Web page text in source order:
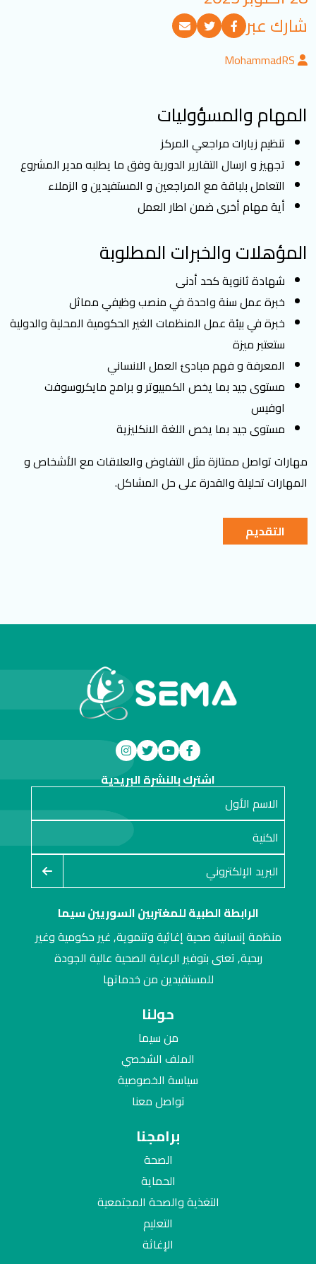
تسجيل الدخول
العربية
تابعنا
شارك عبر
MohammadRS
المهام والمسؤوليات
تنظيم زيارات مراجعي المركز
تجهيز و ارسال التقارير الدورية وفق ما يطلبه مدير المشروع
التعامل بلباقة مع المراجعين و المستفيدين و الزملاء
أية مهام أخرى ضمن اطار العمل
المؤهلات والخبرات المطلوبة
شهادة ثانوية كحد أدنى
خبرة عمل سنة واحدة في منصب وظيفي مماثل
خبرة في ﺑﻴﺌﺔ ﻋﻤﻞ اﻟﻤﻨﻈﻤﺎت الغير اﻟﺤﻜﻮﻣﻴﺔ المحلية والدولية
ستعتبر ميزة
المعرفة و فهم مبادئ العمل الانساني
مستوى جيد بما يخص الكمبيوتر و برامج مايكروسوفت
اوفيس
مستوى جيد بما يخص اللغة الانكليزية
مهارات تواصل ممتازة مثل التفاوض والعلاقات مع الأشخاص و
المهارات تحليلة والقدرة على حل المشاكل.
التقديم
الرابطة الطبية للمغتربين السوريين سيما
منظمة إنسانية صحية إغاثية وتنموية, غير حكومية وغير
ربحية, تعنى بتوفير الرعاية الصحية عالية الجودة
للمستفيدين من خدماتها
اشترك بالنشرة البريدية
حولنا
من سيما
الملف الشخصي
سياسة الخصوصية
تواصل معنا
برامجنا
الصحة
الحماية
التغذية والصحة المجتمعية
التعليم
الإغاثة